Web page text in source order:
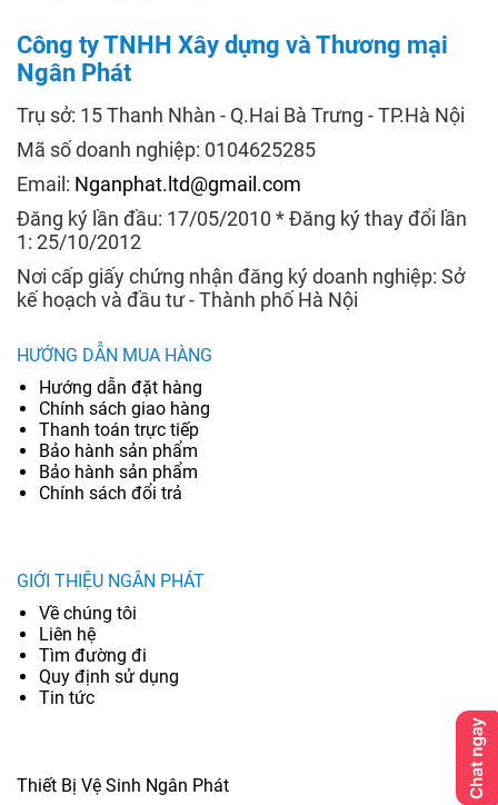
Công ty TNHH Xây dựng và Thương mại
Ngân Phát
Trụ sở: 15 Thanh Nhàn - Q.Hai Bà Trưng - TP.Hà Nội
Mã số doanh nghiệp: 0104625285
Email: Nganphat.ltd@gmail.com
Đăng ký lần đầu: 17/05/2010 * Đăng ký thay đổi lần
1: 25/10/2012
Nơi cấp giấy chứng nhận đăng ký doanh nghiệp: Sở
kế hoạch và đầu tư - Thành phố Hà Nội
HƯỚNG DẪN MUA HÀNG
Hướng dẫn đặt hàng
Chính sách giao hàng
Thanh toán trực tiếp
Bảo hành sản phẩm
Bảo hành sản phẩm
Chính sách đổi trả
GIỚI THIỆU NGÂN PHÁT
Về chúng tôi
Liên hệ
Tìm đường đi
Quy định sử dụng
Tin tức
Thiết Bị Vệ Sinh Ngân Phát